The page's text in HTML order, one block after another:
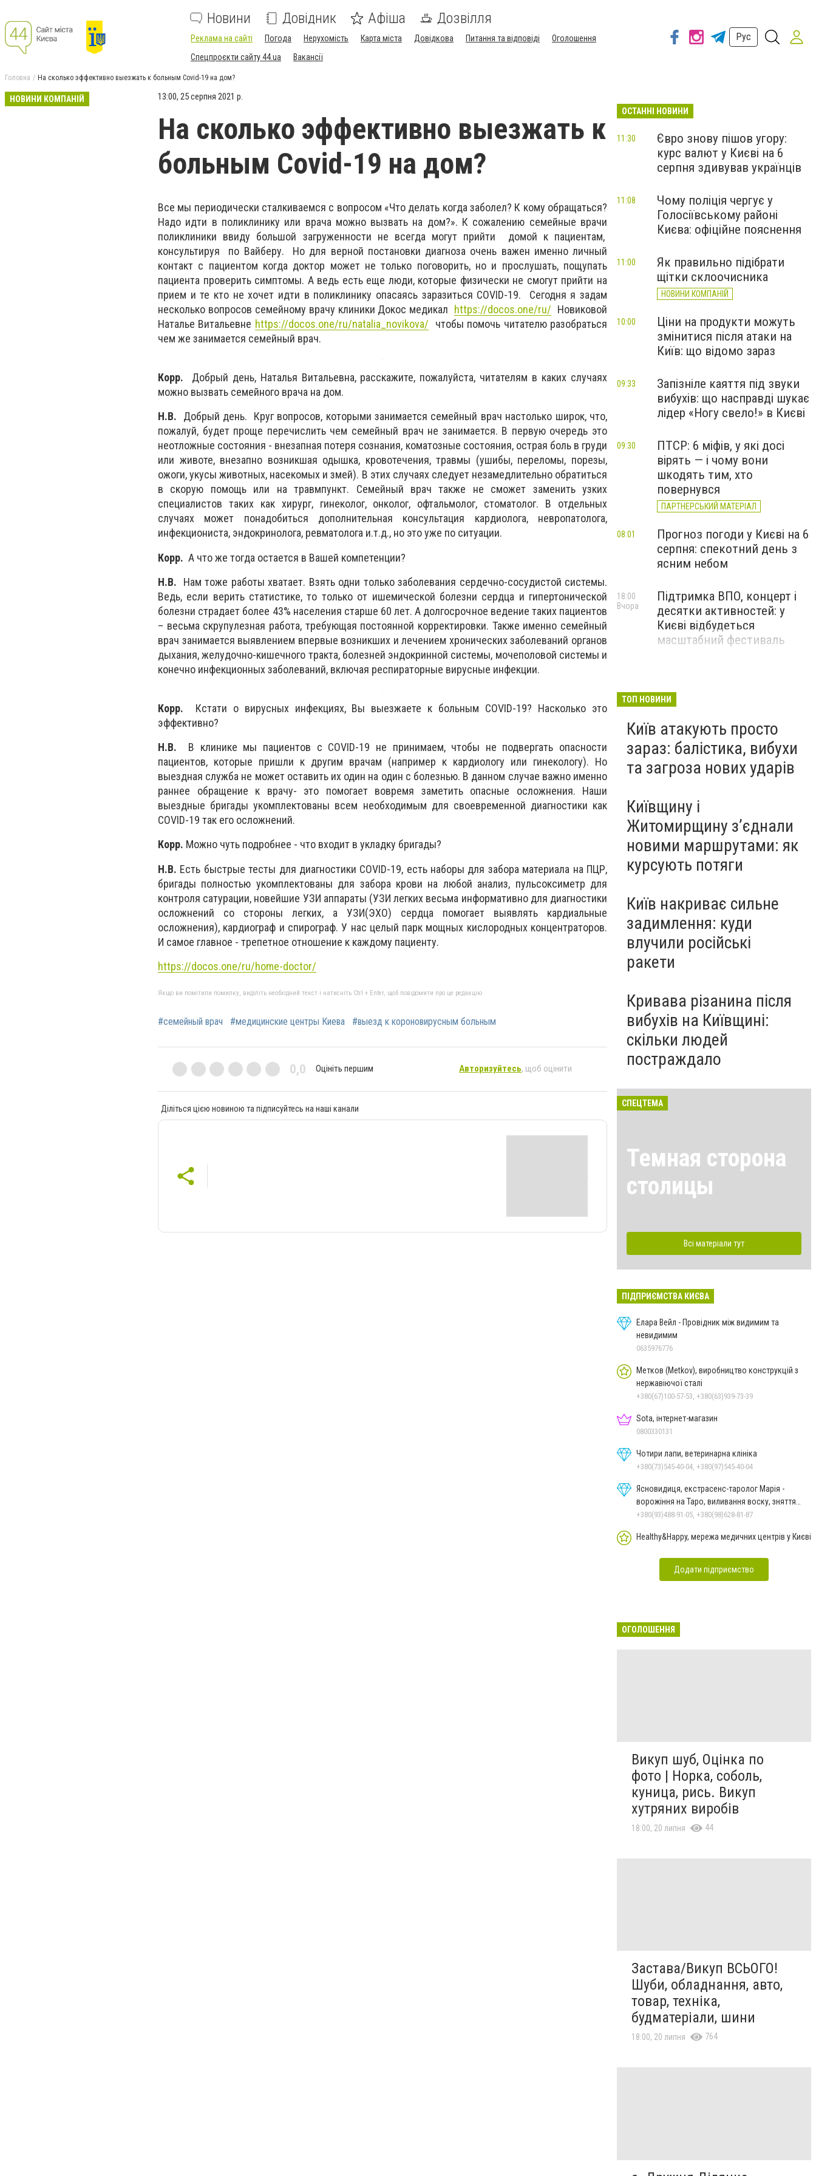
Новини Довідник Афіша Дозвілля
Реклама на сайті Погода Нерухомість Карта міста Довідкова Питання та відповіді
Оголошення
Спецпроєкти сайту 44.ua
Вакансії
Рус
Головна На сколько эффективно выезжать к больным Сovid-19 на дом?
НОВИНИ КОМПАНІЙ 13:00, 25 серпня 2021 р.
На сколько эффективно выезжать к
больным Сovid-19 на дом?
Все мы периодически сталкиваемся с вопросом «Что делать когда заболел? К кому обращаться?
Надо идти в поликлинику или врача можно вызвать на дом?». К сожалению семейные врачи
поликлиники ввиду большой загруженности не всегда могут прийти домой к пациентам,
консультируя по Вайберу. Но для верной постановки диагноза очень важен именно личный
контакт с пациентом когда доктор может не только поговорить, но и прослушать, пощупать
пациента проверить симптомы. А ведь есть еще люди, которые физически не смогут прийти на
прием и те кто не хочет идти в поликлинику опасаясь заразиться COVID-19. Сегодня я задам
несколько вопросов семейному врачу клиники Докос медикал https://docos.one/ru/ Новиковой
Наталье Витальевне https://docos.one/ru/natalia_novikova/ чтобы помочь читателю разобраться
чем же занимается семейный врач.
Корр. Добрый день, Наталья Витальевна, расскажите, пожалуйста, читателям в каких случаях
можно вызвать семейного врача на дом.
Н.В.
Добрый день. Круг вопросов, которыми занимается семейный врач настолько широк, что,
пожалуй, будет проще перечислить чем семейный врач не занимается. В первую очередь это
неотложные состояния - внезапная потеря сознания, коматозные состояния, острая боль в груди
или животе, внезапно возникшая одышка, кровотечения, травмы (ушибы, переломы, порезы,
ожоги, укусы животных, насекомых и змей). В этих случаях следует незамедлительно обратиться
в скорую помощь или на травмпункт. Семейный врач также не сможет заменить узких
специалистов таких как хирург, гинеколог, онколог, офтальмолог, стоматолог. В отдельных
случаях может понадобиться дополнительная консультация кардиолога, невропатолога,
инфекциониста, эндокринолога, ревматолога и.т.д., но это уже по ситуации.
Корр. А что же тогда остается в Вашей компетенции?
Н.В.
Нам тоже работы хватает. Взять одни только заболевания сердечно-сосудистой системы.
Ведь, если верить статистике, то только от ишемической болезни сердца и гипертонической
болезни страдает более 43% населения старше 60 лет. А долгосрочное ведение таких пациентов
– весьма скрупулезная работа, требующая постоянной корректировки. Также именно семейный
врач занимается выявлением впервые возникших и лечением хронических заболеваний органов
дыхания, желудочно-кишечного тракта, болезней эндокринной системы, мочеполовой системы и
конечно инфекционных заболеваний, включая респираторные вирусные инфекции.
Корр. Кстати о вирусных инфекциях, Вы выезжаете к больным COVID-19? Насколько это
эффективно?
Н.В. В клинике мы пациентов с COVID-19 не принимаем, чтобы не подвергать опасности
пациентов, которые пришли к другим врачам (например к кардиологу или гинекологу). Но
выездная служба не может оставить их один на один с болезнью. В данном случае важно именно
раннее обращение к врачу- это помогает вовремя заметить опасные осложнения. Наши
выездные бригады укомплектованы всем необходимым для своевременной диагностики как
COVID-19 так его осложнений.
Корр. Можно чуть подробнее - что входит в укладку бригады?
Н.В. Есть быстрые тесты для диагностики COVID-19, есть наборы для забора материала на ПЦР,
бригады полностью укомплектованы для забора крови на любой анализ, пульсоксиметр для
контроля сатурации, новейшие УЗИ аппараты (УЗИ легких весьма информативно для диагностики
осложнений со стороны легких, а УЗИ(ЭХО) сердца помогает выявлять кардиальные
осложнения), кардиограф и спирограф. У нас целый парк мощных кислородных концентраторов.
И самое главное - трепетное отношение к каждому пациенту.
https://docos.one/ru/home-doctor/
Якщо ви помітили помилку, виділіть необхідний текст і натисніть Ctrl + Enter, щоб повідомити про це редакцію
#семейный врач #медицинские центры Киева #выезд к короновирусным больным
0,0 Оцініть першим Авторизуйтесь, щоб оцінити
Діліться цією новиною та підписуйтесь на наші канали
ОСТАННІ НОВИНИ
Євро знову пішов угору:
курс валют у Києві на 6
серпня здивував українців
11:30
Чому поліція чергує у
Голосіївському районі
Києва: офіційне пояснення
11:08
Як правильно підібрати
щітки склоочисника
НОВИНИ КОМПАНІЙ
11:00
Ціни на продукти можуть
змінитися після атаки на
Київ: що відомо зараз
10:00
Запізніле каяття під звуки
вибухів: що насправді шукає
лідер «Ногу свело!» в Києві
09:33
ПТСР: 6 міфів, у які досі
вірять — і чому вони
шкодять тим, хто
повернувся
ПАРТНЕРСЬКИЙ МАТЕРІАЛ
09:30
Прогноз погоди у Києві на 6
серпня: спекотний день з
ясним небом
08:01
Підтримка ВПО, концерт і
десятки активностей: у
Києві відбудеться
масштабний фестиваль
18:00
Вчора
ТОП НОВИНИ
Київ атакують просто
зараз: балістика, вибухи
та загроза нових ударів
Київщину і
Житомирщину з’єднали
новими маршрутами: як
курсують потяги
Київ накриває сильне
задимлення: куди
влучили російські
ракети
Кривава різанина після
вибухів на Київщині:
скільки людей
постраждало
СПЕЦТЕМА
Темная сторона
столицы
Всі матеріали тут
ПІДПРИЄМСТВА КИЄВА
Елара Вейл - Провідник між видимим та
невидимим
0635976776
Метков (Metkov), виробництво конструкцій з
нержавіючої сталі
+380(67)100-57-53, +380(63)939-73-39
Sota, інтернет-магазин
0800330131
Чотири лапи, ветеринарна клініка
+380(73)545-40-04, +380(97)545-40-04
Ясновидиця, екстрасенс-таролог Марія -
ворожіння на Таро, виливання воску, зняття
порчі, постановка
+380(93)488-91-05, +380(98)628-81-87
Healthy&Happy, мережа медичних центрів у Києві
Додати підприємство
ОГОЛОШЕННЯ
Викуп шуб, Оцінка по
фото | Норка, соболь,
куница, рись. Викуп
хутряних виробів
18:00, 20 липня 44
Застава/Викуп ВСЬОГО!
Шуби, обладнання, авто,
товар, техніка,
будматеріали, шини
18:00, 20 липня 764